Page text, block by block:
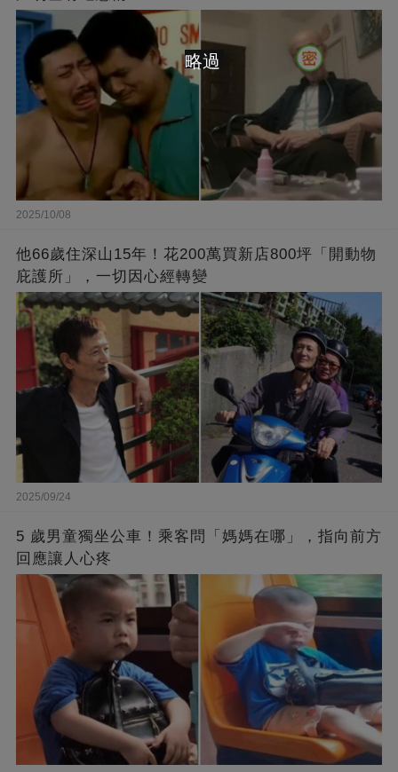
2025/10/08
他66歲住深山15年！花200萬買新店800坪「開動物
庇護所」，一切因心經轉變
2025/09/24
5 歲男童獨坐公車！乘客問「媽媽在哪」，指向前方
回應讓人心疼
略過